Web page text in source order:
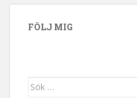
FÖLJ MIG
Sök efter: